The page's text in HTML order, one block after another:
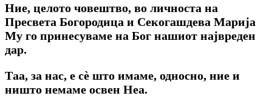
Ние, целото човештво, во личноста на
Пресвета Богородица и Секогашдева Марија
Му го принесуваме на Бог нашиот највреден
дар.
Таа, за нас, е сѐ што имаме, односно, ние и
ништо немаме освен Неа.